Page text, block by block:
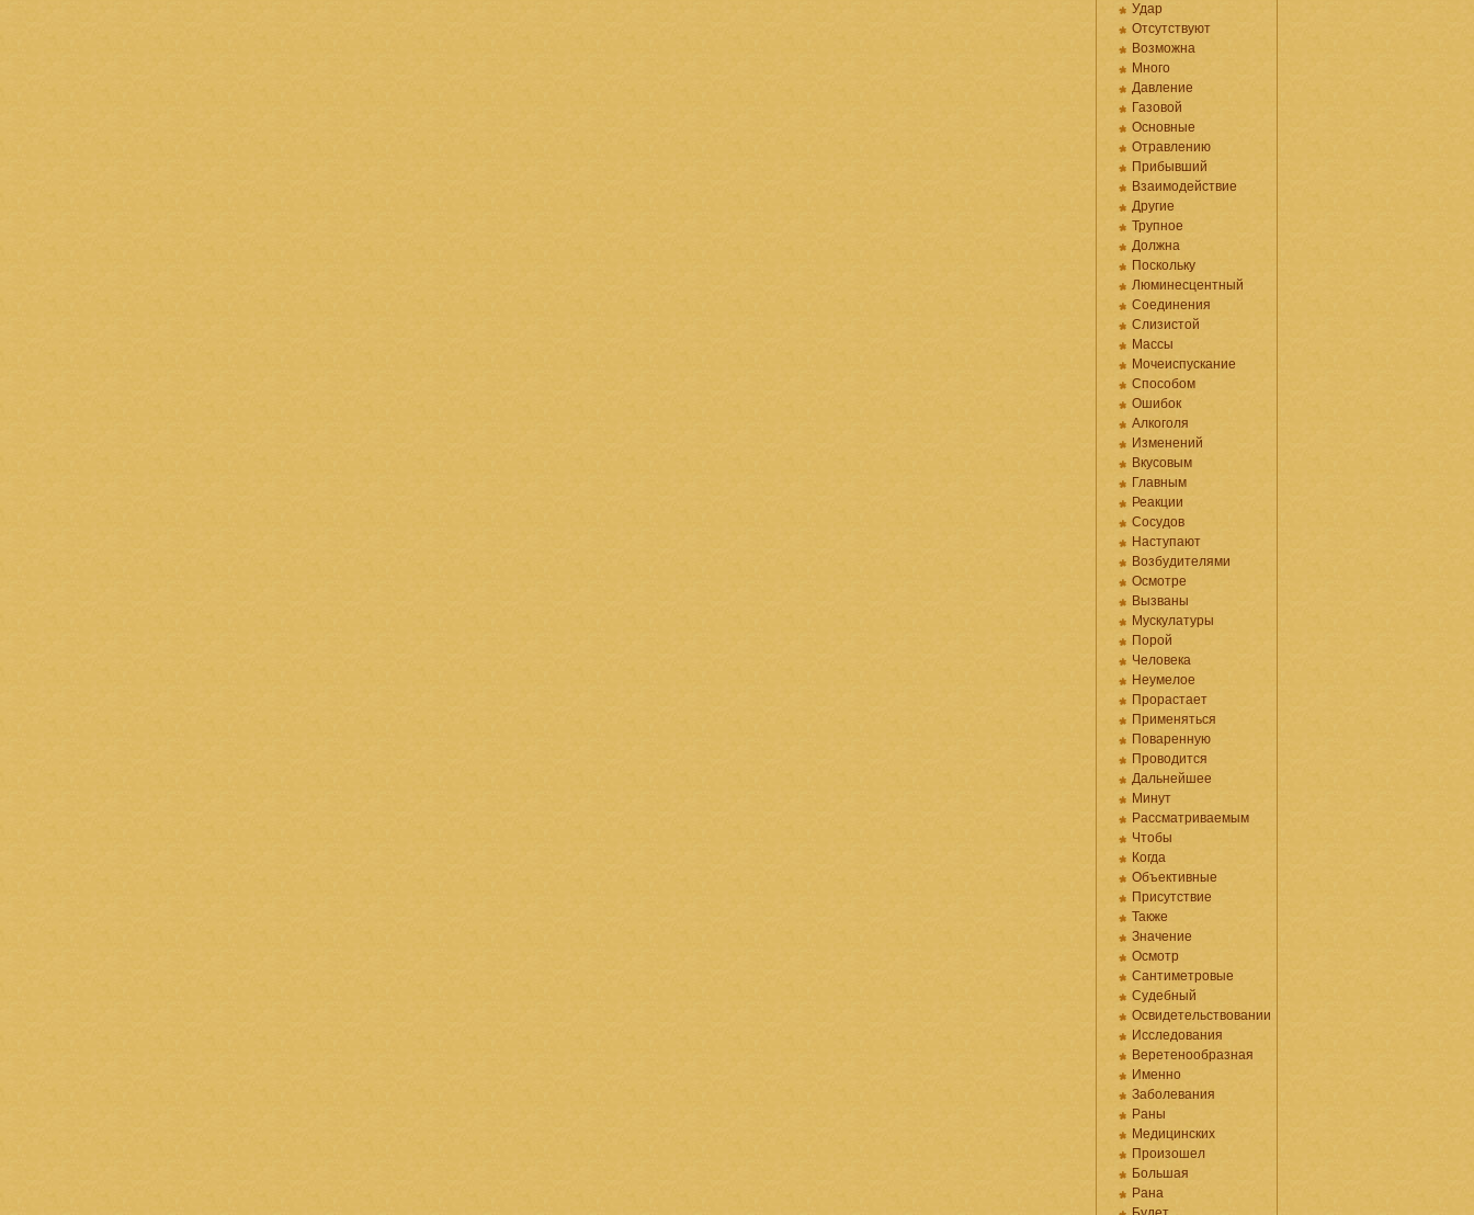
Удар
Отсутствуют
Возможна
Много
Давление
Газовой
Основные
Отравлению
Прибывший
Взаимодействие
Другие
Трупное
Должна
Поскольку
Люминесцентный
Соединения
Слизистой
Массы
Мочеиспускание
Способом
Ошибок
Алкоголя
Изменений
Вкусовым
Главным
Реакции
Сосудов
Наступают
Возбудителями
Осмотре
Вызваны
Мускулатуры
Порой
Человека
Неумелое
Прорастает
Применяться
Поваренную
Проводится
Дальнейшее
Минут
Рассматриваемым
Чтобы
Когда
Объективные
Присутствие
Также
Значение
Осмотр
Сантиметровые
Судебный
Освидетельствовании
Исследования
Веретенообразная
Именно
Заболевания
Раны
Медицинских
Произошел
Большая
Рана